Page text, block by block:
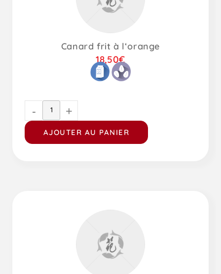
Canard frit à l‘orange
18,50€
- +
AJOUTER AU PANIER